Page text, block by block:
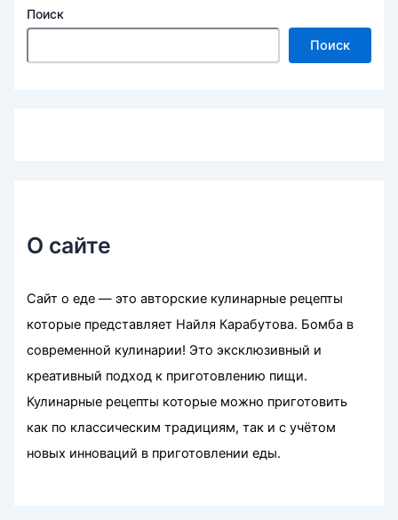
Поиск
Поиск
О сайте
Сайт о еде — это авторские кулинарные рецепты
которые представляет Найля Карабутова. Бомба в
современной кулинарии! Это эксклюзивный и
креативный подход к приготовлению пищи.
Кулинарные рецепты которые можно приготовить
как по классическим традициям, так и с учётом
новых инноваций в приготовлении еды.